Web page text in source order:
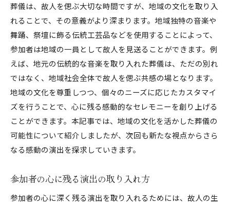
葬儀は、故人を偲ぶ大切な時間ですが、地域の文化を取り入
れることで、その意義がより深まります。地域独特の音楽や
舞踊、祭壇に飾る伝統工芸品などを使用することによって、
参加者は地域の一員として故人を見送ることができます。例
えば、地元の伝統的な音楽を取り入れた葬儀は、ただの別れ
ではなく、地域社会全体で故人を偲ぶ共感の場となります。
地域の文化を尊重しつつ、個々のニーズに応じたカスタマイ
ズを行うことで、心に残る感動的なセレモニーを創り上げる
ことができます。本記事では、地域の文化を活かした葬儀の
可能性について紹介しましたが、次回も新たな視点からさら
なる感動の演出を探求していきます。
参加者の心に残る演出の取り入れ方
参加者の心に深く残る演出を取り入れるためには、故人の生